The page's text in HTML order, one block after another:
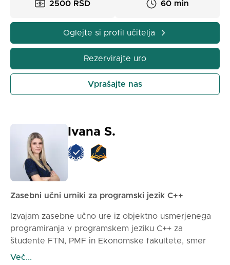
2500 RSD 60 min
Oglejte si profil učitelja
Rezervirajte uro
Vprašajte nas
Ivana S.
Zasebni učni urniki za programski jezik C++
Izvajam zasebne učno ure iz objektno usmerjenega
programiranja v programskem jeziku C++ za
študente FTN, PMF in Ekonomske fakultete, smer
Poslovna informatika in sorodnih fakultet. Ure
Več...